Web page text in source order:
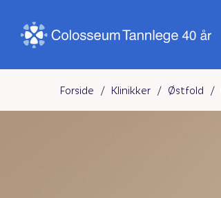
Forside / Klinikker / Østfold /